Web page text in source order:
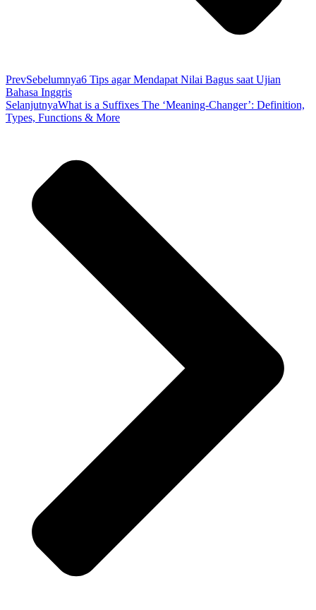
PrevSebelumnya6 Tips agar Mendapat Nilai Bagus saat Ujian
Bahasa Inggris
SelanjutnyaWhat is a Suffixes The ‘Meaning-Changer’: Definition,
Types, Functions & More